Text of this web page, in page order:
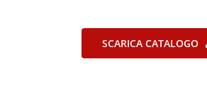
SCARICA CATALOGO